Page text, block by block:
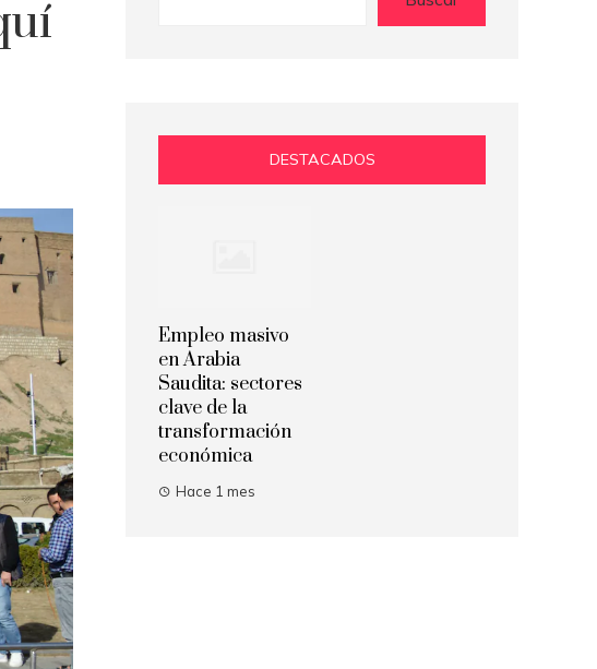
DESTACADOS
Empleo masivo
en Arabia
Saudita: sectores
clave de la
transformación
económica
Hace 1 mes